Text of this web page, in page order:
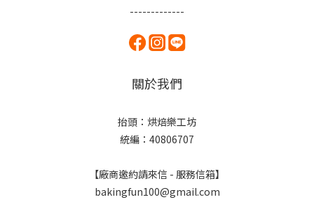
-------------
關於我們
抬頭：烘焙樂工坊
統編：40806707
【廠商邀約請來信 - 服務信箱】
bakingfun100@gmail.com